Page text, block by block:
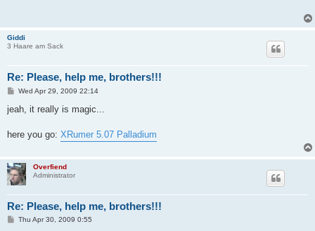
Giddi
3 Haare am Sack
Re: Please, help me, brothers!!!
P
s
Wed Apr 29, 2009 22:14
jeah, it really is magic...
here you go: XRumer 5.07 Palladium
Overfiend
Administrator
Re: Please, help me, brothers!!!
PThu Apr 30, 2009 0:55